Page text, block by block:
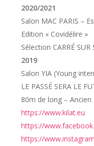
2020/2021
Salon MAC PARIS –
Edition « Covidélire »
Sélection CARRÉ SUR
2019
Salon YIA (Young
LE PASSÉ SERA LE
80m de long –
https://www.kilat.eu
https://
https://